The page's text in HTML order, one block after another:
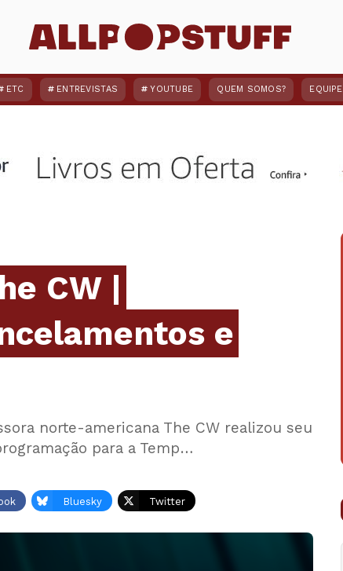
ETC ENTREVISTAS YOUTUBE QUEM SOMOS? EQUIPE
CW |
e
norte-americana The CW realizou seu
para a Temp…
Bluesky Twitter